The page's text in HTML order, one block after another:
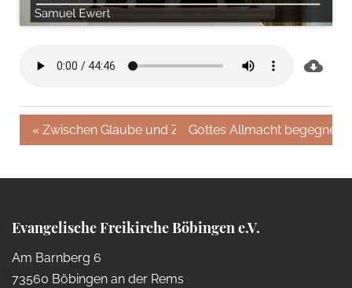
« Zwischen Glaube und ZweifelGottes Allmacht begegnen
Evangelische Freikirche Böbingen e.V.
Am Barnberg 6
73560 Böbingen an der Rems